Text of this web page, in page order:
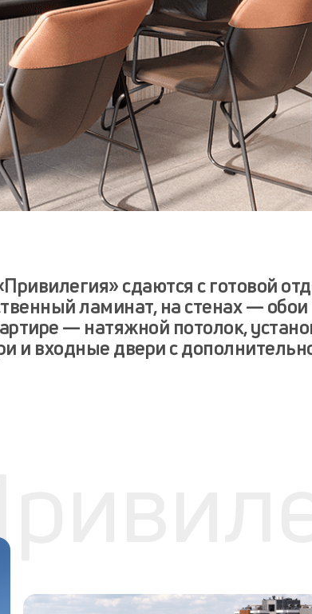
сдаются с готовой
ламинат, на стенах —
— натяжной потолок,
и входные двери с